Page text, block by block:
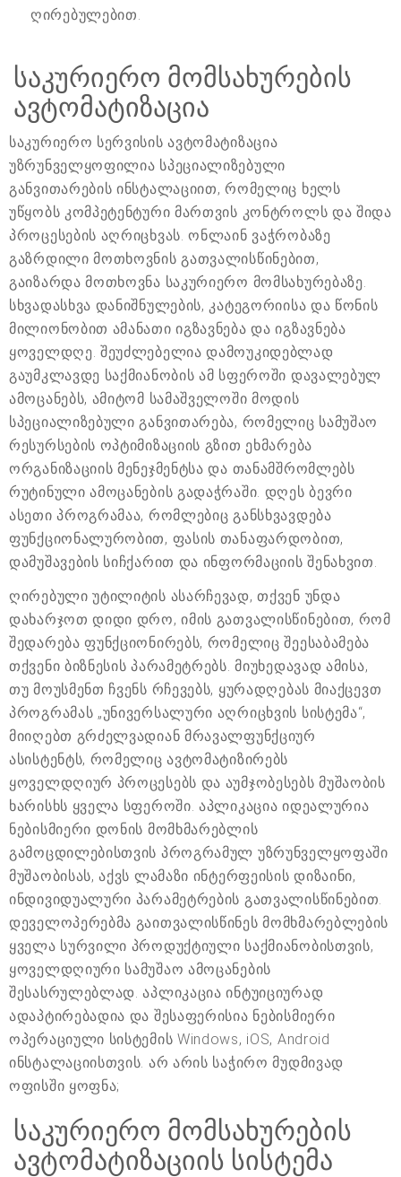
ღირებულებით.
საკურიერო მომსახურების
ავტომატიზაცია
საკურიერო სერვისის ავტომატიზაცია
უზრუნველყოფილია სპეციალიზებული
განვითარების ინსტალაციით, რომელიც ხელს
უწყობს კომპეტენტური მართვის კონტროლს და შიდა
პროცესების აღრიცხვას. ონლაინ ვაჭრობაზე
გაზრდილი მოთხოვნის გათვალისწინებით,
გაიზარდა მოთხოვნა საკურიერო მომსახურებაზე.
სხვადასხვა დანიშნულების, კატეგორიისა და წონის
მილიონობით ამანათი იგზავნება და იგზავნება
ყოველდღე. შეუძლებელია დამოუკიდებლად
გაუმკლავდე საქმიანობის ამ სფეროში დავალებულ
ამოცანებს, ამიტომ სამაშველოში მოდის
სპეციალიზებული განვითარება, რომელიც სამუშაო
რესურსების ოპტიმიზაციის გზით ეხმარება
ორგანიზაციის მენეჯმენტსა და თანამშრომლებს
რუტინული ამოცანების გადაჭრაში. დღეს ბევრი
ასეთი პროგრამაა, რომლებიც განსხვავდება
ფუნქციონალურობით, ფასის თანაფარდობით,
დამუშავების სიჩქარით და ინფორმაციის შენახვით.
ღირებული უტილიტის ასარჩევად, თქვენ უნდა
დახარჯოთ დიდი დრო, იმის გათვალისწინებით, რომ
შედარება ფუნქციონირებს, რომელიც შეესაბამება
თქვენი ბიზნესის პარამეტრებს. მიუხედავად ამისა,
თუ მოუსმენთ ჩვენს რჩევებს, ყურადღებას მიაქცევთ
პროგრამას „უნივერსალური აღრიცხვის სისტემა“,
მიიღებთ გრძელვადიან მრავალფუნქციურ
ასისტენტს, რომელიც ავტომატიზირებს
ყოველდღიურ პროცესებს და აუმჯობესებს მუშაობის
ხარისხს ყველა სფეროში. აპლიკაცია იდეალურია
ნებისმიერი დონის მომხმარებლის
გამოცდილებისთვის პროგრამულ უზრუნველყოფაში
მუშაობისას, აქვს ლამაზი ინტერფეისის დიზაინი,
ინდივიდუალური პარამეტრების გათვალისწინებით.
დეველოპერებმა გაითვალისწინეს მომხმარებლების
ყველა სურვილი პროდუქტიული საქმიანობისთვის,
ყოველდღიური სამუშაო ამოცანების
შესასრულებლად. აპლიკაცია ინტუიციურად
ადაპტირებადია და შესაფერისია ნებისმიერი
ოპერაციული სისტემის Windows, iOS, Android
ინსტალაციისთვის. არ არის საჭირო მუდმივად
ოფისში ყოფნა;
საკურიერო მომსახურების
ავტომატიზაციის სისტემა